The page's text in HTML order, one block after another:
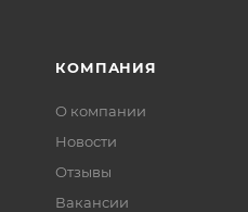
КОМПАНИЯ
О компании
Новости
Отзывы
Вакансии